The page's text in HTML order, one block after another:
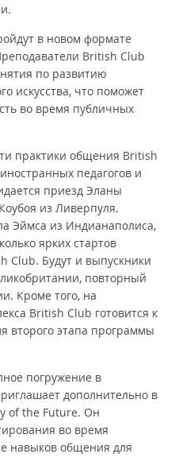
в новом формате
British Club
по развитию
искусства, что поможет
во время публичных
практики общения British
педагогов и
приезд Эланы
из Ливерпуля.
Эймса из Индианаполиса,
ярких стартов
Club. Будут и выпускники
повторный
Кроме того, на
British Club готовится к
второго этапа программы
погружение в
дополнительно в
of the Future. Он
во время
навыков общения для